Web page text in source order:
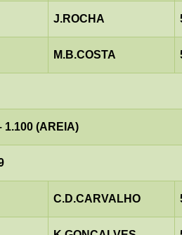
J.ROCHA
M.B.COSTA
1.100 (AREIA)
C.D.CARVALHO